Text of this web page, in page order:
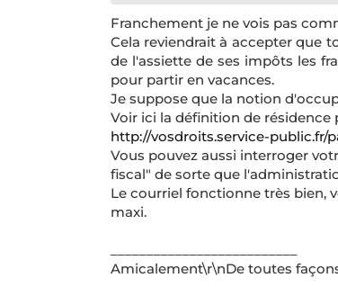
Franchement je ne vois pas
Cela reviendrait à accepter que
de l'assiette de ses impôts les
pour partir en vacances.
Je suppose que la notion
Voir ici la définition de résidence
http://vosdroits.service-public.fr/
Vous pouvez aussi interroger
fiscal" de sorte que
Le courriel fonctionne très bien,
maxi.
Amicalement\r\nDe toutes